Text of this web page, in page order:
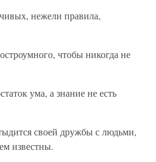
нежели правила,
чтобы никогда не
ума, а знание не есть
своей дружбы с людьми,
известны.